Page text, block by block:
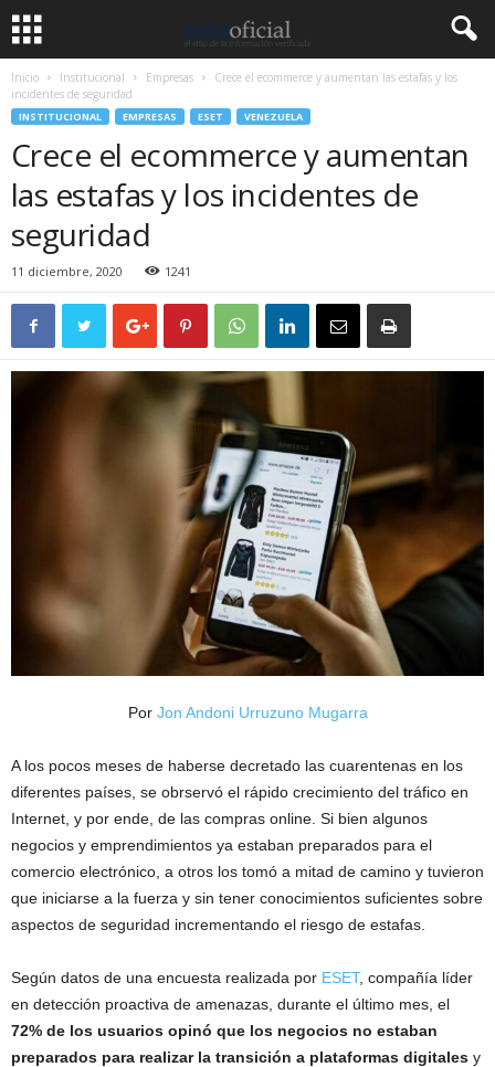
Inicio Institucional Empresas
Crece el ecommerce y aumentan las estafas y los
incidentes de seguridad
INSTITUCIONAL EMPRESAS ESET VENEZUELA
Crece el ecommerce y aumentan
las estafas y los incidentes de
seguridad
11 diciembre, 2020 1241
Por Jon Andoni Urruzuno Mugarra
A los pocos meses de haberse decretado las cuarentenas en los
diferentes países, se obrservó el rápido crecimiento del tráfico en
Internet, y por ende, de las compras online. Si bien algunos
negocios y emprendimientos ya estaban preparados para el
comercio electrónico, a otros los tomó a mitad de camino y tuvieron
que iniciarse a la fuerza y sin tener conocimientos suficientes sobre
aspectos de seguridad incrementando el riesgo de estafas.
Según datos de una encuesta realizada por ESET, compañía líder
en detección proactiva de amenazas, durante el último mes, el
72% de los usuarios opinó que los negocios no estaban
preparados para realizar la transición a plataformas digitales y